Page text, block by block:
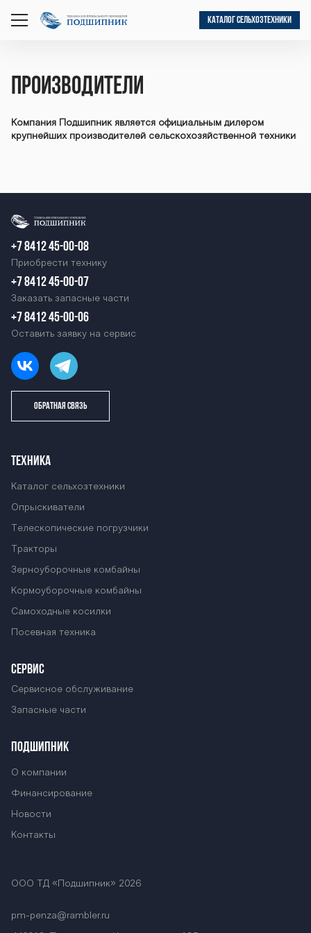
открыть
КАТАЛОГ СЕЛЬХОЗТЕХНИКИ
Производители
Компания Подшипник является официальным дилером
крупнейших производителей сельскохозяйственной техники
+7 8412 45-00-08
Приобрести технику
+7 8412 45-00-07
Заказать запасные части
+7 8412 45-00-06
Оставить заявку на сервис
ОБРАТНАЯ СВЯЗЬ
ТЕХНИКА
Каталог сельхозтехники
Опрыскиватели
Телескопические погрузчики
Тракторы
Зерноуборочные комбайны
Кормоуборочные комбайны
Самоходные косилки
Посевная техника
СЕРВИС
Сервисное обслуживание
Запасные части
ПОДШИПНИК
О компании
Финансирование
Новости
Контакты
ООО ТД «Подшипник» 2026
pm-penza@rambler.ru